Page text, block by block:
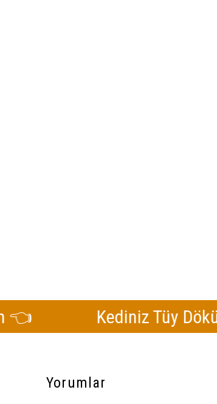
Kediniz Tüy
Yorumlar